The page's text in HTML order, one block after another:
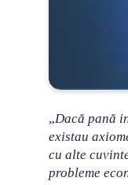
„Dacă pană
existau
cu alte
probleme